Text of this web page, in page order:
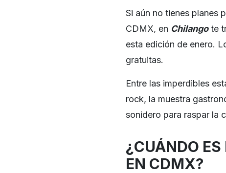
Si aún no tienes planes
CDMX, en Chilangote
esta edición de enero.
gratuitas.
Entre las imperdibles
rock, la muestra
sonidero para raspar la
¿CUÁNDO
EN CDMX?